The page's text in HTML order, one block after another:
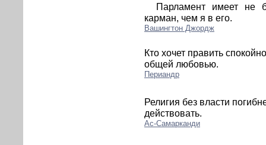
Парламент имеет не
карман, чем я в его.
Вашингтон Джордж
Кто хочет править
общей любовью.
Периандр
Религия без власти
действовать.
Ас-Самарканди